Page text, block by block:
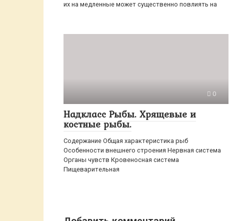
их на медленные может существенно повлиять на
0
Надкласс Рыбы. Хрящевые и
костные рыбы.
Содержание Общая характеристика рыб
Особенности внешнего строения Нервная система
Органы чувств Кровеносная система
Пищеварительная